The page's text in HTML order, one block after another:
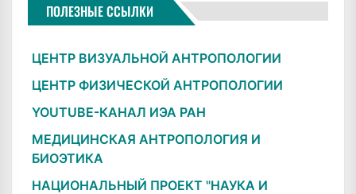
ПОЛЕЗНЫЕ ССЫЛКИ
ЦЕНТР ВИЗУАЛЬНОЙ АНТРОПОЛОГИИ
ЦЕНТР ФИЗИЧЕСКОЙ АНТРОПОЛОГИИ
YOUTUBE-КАНАЛ ИЭА РАН
МЕДИЦИНСКАЯ АНТРОПОЛОГИЯ И
БИОЭТИКА
НАЦИОНАЛЬНЫЙ ПРОЕКТ "НАУКА И